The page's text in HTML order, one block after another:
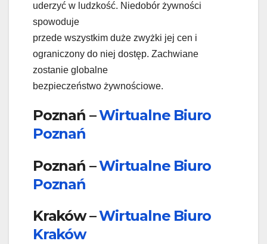
uderzyć w ludzkość. Niedobór żywności
spowoduje
przede wszystkim duże zwyżki jej cen i
ograniczony do niej dostęp. Zachwiane
zostanie globalne
bezpieczeństwo żywnościowe.
Poznań –Wirtualne Biuro
Poznań
Poznań –Wirtualne Biuro
Poznań
Kraków –Wirtualne Biuro
Kraków